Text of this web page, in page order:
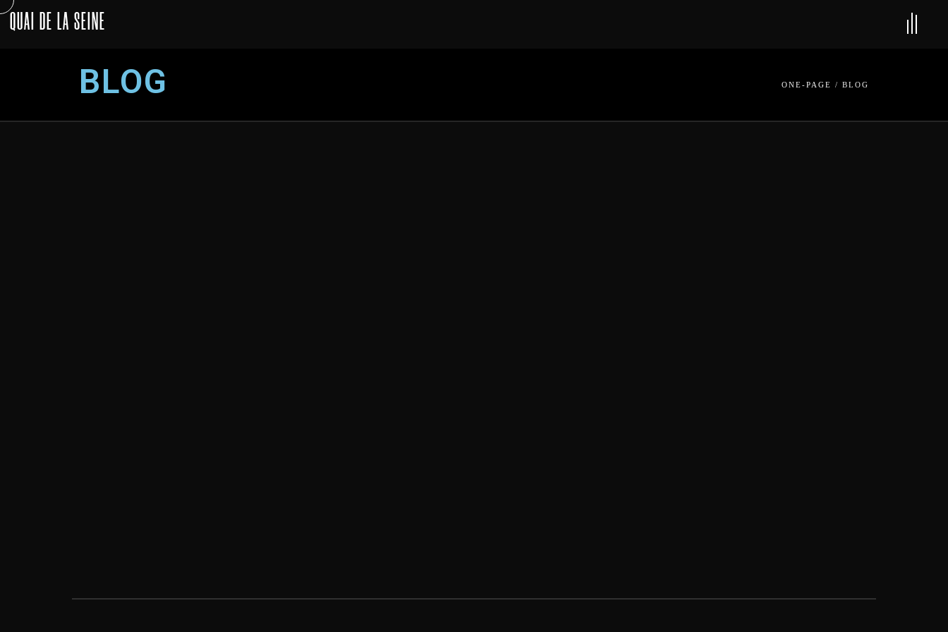
QUAI DE LA SEINE
BLOG ONE-PAGE / BLOG